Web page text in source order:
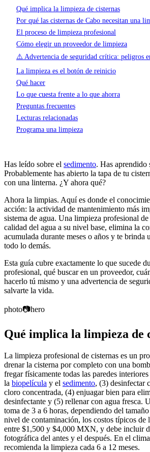
Qué implica la limpieza de cisternas
Por qué las cisternas de Cabo necesitan una
El proceso de limpieza profesional
Cómo elegir un proveedor de limpieza
⚠️ Advertencia de seguridad crítica: peligros
La limpieza es el botón de reinicio
Qué hacer
Lo que cuesta frente a lo que ahorra
Preguntas frecuentes
Lecturas relacionadas
Programa una limpieza
Has leído sobre el sedimento. Has aprendido
Probablemente has abierto la tapa de tu
con una linterna. ¿Y ahora qué?
Ahora la limpias. Aquí es donde el
acción: la actividad de mantenimiento más
sistema de agua. Una limpieza profesional
calidad del agua a su nivel base, elimina la
acumulada durante meses o años y te brinda
todo lo demás.
Esta guía cubre exactamente lo que sucede
profesional, qué buscar en un proveedor,
hacerlo tú mismo y una advertencia de
salvarte la vida.
photo📷hero
Qué implica la limpieza de
La limpieza profesional de cisternas es un
drenar la cisterna por completo con una
fregar físicamente todas las paredes
la biopelícula y el sedimento, (3) desinfectar
cloro concentrada, (4) enjuagar bien para
desinfectante y (5) rellenar con agua fresca.
toma de 3 a 6 horas, dependiendo del
nivel de contaminación, los costos típicos de
entre $1,500 y $4,000 MXN, y debe incluir
fotográfica del antes y el después. En el
recomienda la limpieza cada 6 a 12 meses.